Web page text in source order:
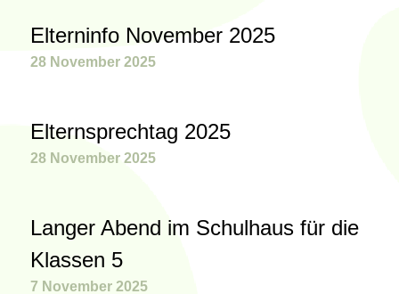
Elterninfo November 2025
28 November 2025
Elternsprechtag 2025
28 November 2025
Langer Abend im Schulhaus für die
Klassen 5
7 November 2025